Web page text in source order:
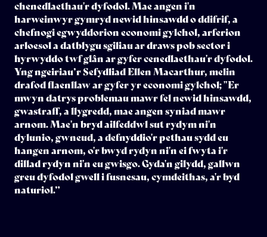
chenedlaethau'r dyfodol. Mae angen i'n
harweinwyr gymryd newid hinsawdd o ddifrif, a
chefnogi egwyddorion economi gylchol, arferion
arloesol a datblygu sgiliau ar draws pob sector i
hyrwyddo twf glân ar gyfer cenedlaethau'r dyfodol.
Yng ngeiriau’r Sefydliad Ellen Macarthur, melin
drafod flaenllaw ar gyfer yr economi gylchol; "Er
mwyn datrys problemau mawr fel newid hinsawdd,
gwastraff, a llygredd, mae angen syniad mawr
arnom. Mae'n bryd ailfeddwl sut rydym ni'n
dylunio, gwneud, a defnyddio'r pethau sydd eu
hangen arnom, o'r bwyd rydyn ni'n ei fwyta i'r
dillad rydyn ni'n eu gwisgo. Gyda'n gilydd, gallwn
greu dyfodol gwell i fusnesau, cymdeithas, a'r byd
naturiol.”